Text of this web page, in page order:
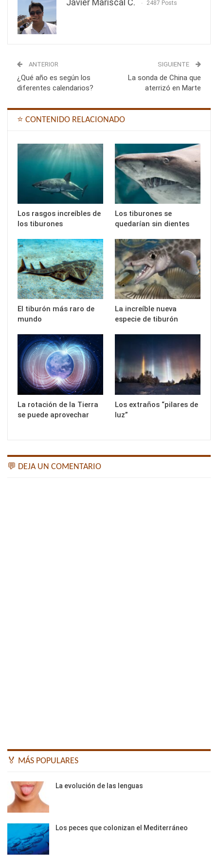
Javier Mariscal C. 2487 Posts
ANTERIOR
¿Qué año es según los
diferentes calendarios?
SIGUIENTE
La sonda de China que
aterrizó en Marte
⭐ CONTENIDO RELACIONADO
Los rasgos increíbles de
los tiburones
Los tiburones se
quedarían sin dientes
El tiburón más raro de
mundo
La increíble nueva
especie de tiburón
La rotación de la Tierra
se puede aprovechar
Los extraños “pilares de
luz”
💬 DEJA UN COMENTARIO
🏅 MÁS POPULARES
La evolución de las lenguas
Los peces que colonizan el Mediterráneo